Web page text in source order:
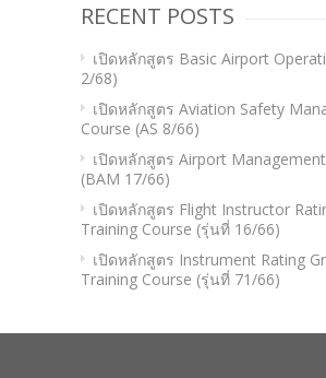
RECENT POSTS
เปิดหลักสูตร Basic Airport
2/68)
เปิดหลักสูตร Aviation Safety
Course (AS 8/66)
เปิดหลักสูตร Airport
(BAM 17/66)
เปิดหลักสูตร Flight Instructor
Training Course (รุ่นที่ 16/66)
เปิดหลักสูตร Instrument Rating
Training Course (รุ่นที่ 71/66)